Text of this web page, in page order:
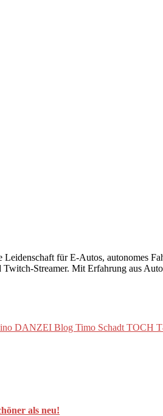
für E-Autos, autonomes
Streamer. Mit Erfahrung aus
als neu!